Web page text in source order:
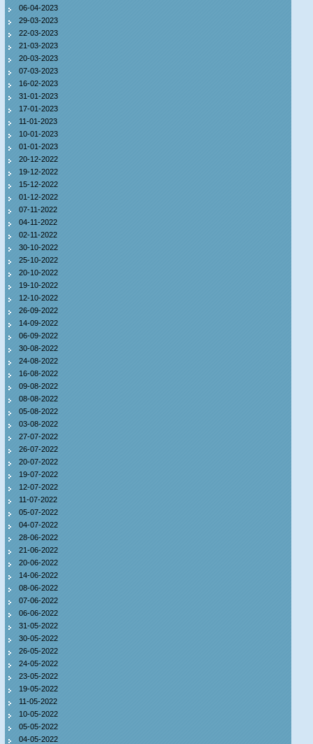
06-04-2023
29-03-2023
22-03-2023
21-03-2023
20-03-2023
07-03-2023
16-02-2023
31-01-2023
17-01-2023
11-01-2023
10-01-2023
01-01-2023
20-12-2022
19-12-2022
15-12-2022
01-12-2022
07-11-2022
04-11-2022
02-11-2022
30-10-2022
25-10-2022
20-10-2022
19-10-2022
12-10-2022
26-09-2022
14-09-2022
06-09-2022
30-08-2022
24-08-2022
16-08-2022
09-08-2022
08-08-2022
05-08-2022
03-08-2022
27-07-2022
26-07-2022
20-07-2022
19-07-2022
12-07-2022
11-07-2022
05-07-2022
04-07-2022
28-06-2022
21-06-2022
20-06-2022
14-06-2022
08-06-2022
07-06-2022
06-06-2022
31-05-2022
30-05-2022
26-05-2022
24-05-2022
23-05-2022
19-05-2022
11-05-2022
10-05-2022
05-05-2022
04-05-2022